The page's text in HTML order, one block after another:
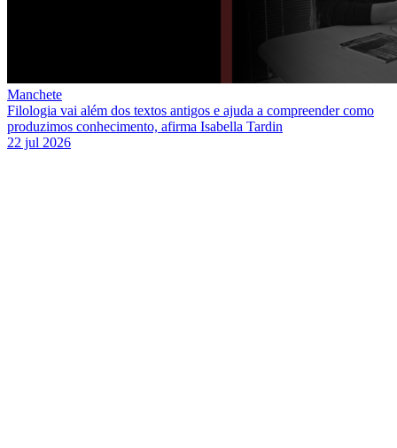
Manchete
Filologia vai além dos textos antigos e ajuda a compreender como
produzimos conhecimento, afirma Isabella Tardin
22 jul 2026